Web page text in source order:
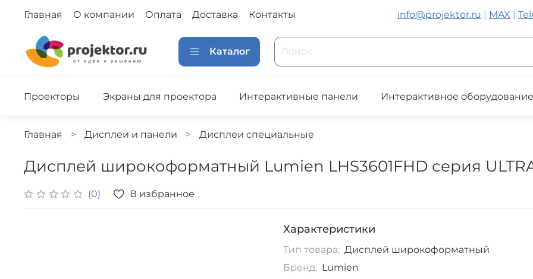
Главная О компании Оплата Доставка Контакты info@projektor.ru MAX
Каталог
Проекторы Экраны для проектора Интерактивные панели Интерактивное оборудование
Главная Дисплеи и панели Дисплеи специальные
Дисплей широкоформатный Lumien LHS3601FHD серия ULTRA
(0) В избранное
Характеристики
Тип товара: Дисплей широкоформатный
Бренд: Lumien